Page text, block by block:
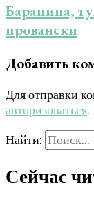
Баранина,
провански
Добавить
Для отправки
авторизоваться.
Найти:
Сейчас